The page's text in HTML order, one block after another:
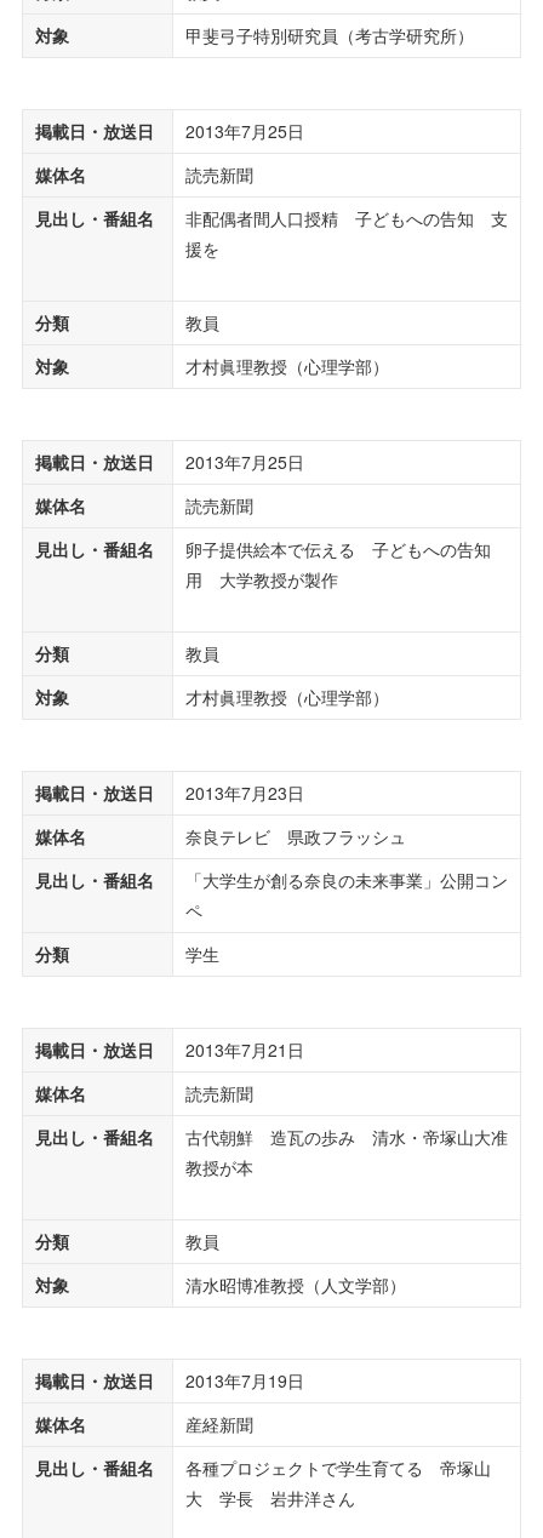
対象
甲斐弓子特別研究員（考古学研究所）
掲載日・放送日
2013年7月25日
媒体名
読売新聞
見出し・番組名
非配偶者間人口授精 子どもへの告知 支
援を
分類
教員
対象
才村眞理教授（心理学部）
掲載日・放送日
2013年7月25日
媒体名
読売新聞
見出し・番組名
卵子提供絵本で伝える 子どもへの告知
用 大学教授が製作
分類
教員
対象
才村眞理教授（心理学部）
掲載日・放送日
2013年7月23日
媒体名
奈良テレビ 県政フラッシュ
見出し・番組名
「大学生が創る奈良の未来事業」公開コン
ペ
分類
学生
掲載日・放送日
2013年7月21日
媒体名
読売新聞
見出し・番組名
古代朝鮮 造瓦の歩み 清水・帝塚山大准
教授が本
分類
教員
対象
清水昭博准教授（人文学部）
掲載日・放送日
2013年7月19日
媒体名
産経新聞
見出し・番組名
各種プロジェクトで学生育てる 帝塚山
大 学長 岩井洋さん